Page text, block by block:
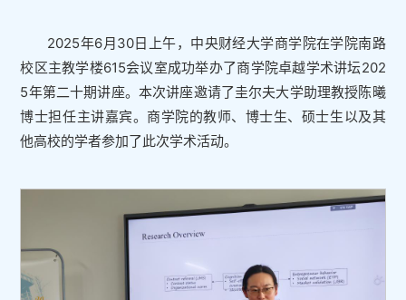
2025年6月30日上午，中央财经大学商学院在学院南路
校区主教学楼615会议室成功举办了商学院卓越学术讲坛202
5年第二十期讲座。本次讲座邀请了圭尔夫大学助理教授陈曦
博士担任主讲嘉宾。商学院的教师、博士生、硕士生以及其
他高校的学者参加了此次学术活动。